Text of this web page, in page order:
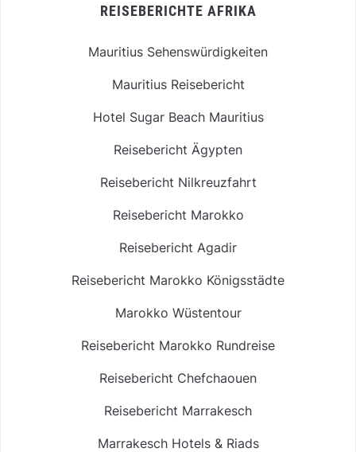
REISEBERICHTE AFRIKA
Mauritius Sehenswürdigkeiten
Mauritius Reisebericht
Hotel Sugar Beach Mauritius
Reisebericht Ägypten
Reisebericht Nilkreuzfahrt
Reisebericht Marokko
Reisebericht Agadir
Reisebericht Marokko Königsstädte
Marokko Wüstentour
Reisebericht Marokko Rundreise
Reisebericht Chefchaouen
Reisebericht Marrakesch
Marrakesch Hotels & Riads